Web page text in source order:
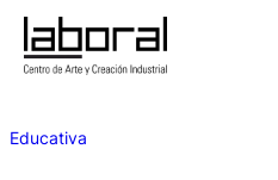
Educativa